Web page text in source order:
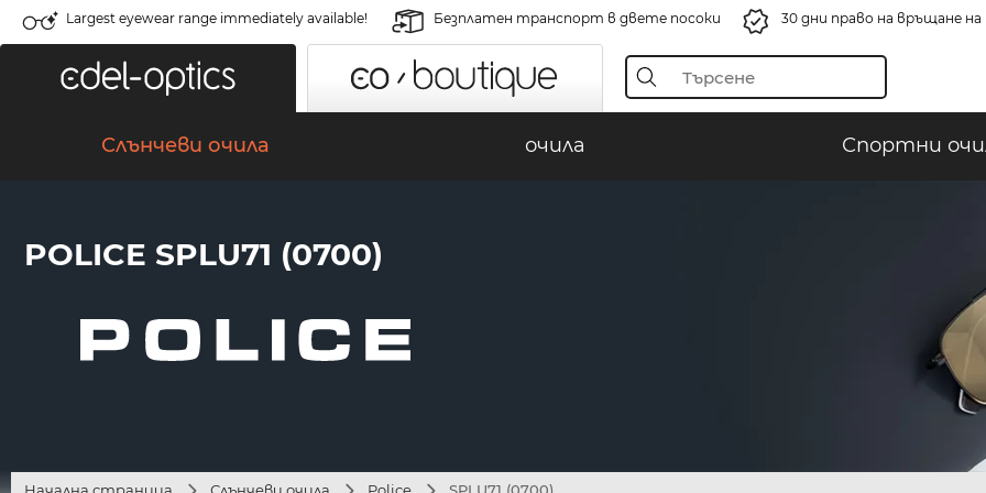
Largest eyewear range immediately available! Безплатен транспорт в двете посоки 30 дни право на връщане
Слънчеви очила очила Спортни
POLICE SPLU71 (0700)